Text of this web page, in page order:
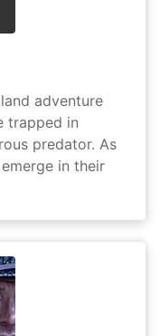
adventure
trapped in
predator. As
in their